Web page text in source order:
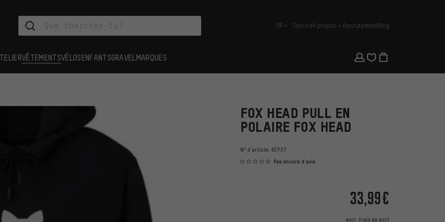
français
FR ServiceÀ propos RecrutementBlog
VÊTEMENTSVÉLOSENFANTSGRAVEL MARQUES
FOX HEAD PULL EN
POLAIRE FOX HEAD
N° d'article: 93737
Pas encore d'avis
33,99€
excl. frais de port